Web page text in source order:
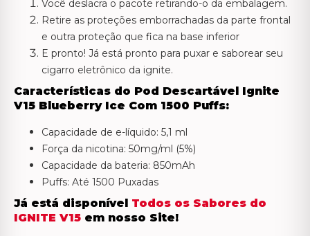
Você deslacra o pacote retirando-o da embalagem.
Retire as proteções emborrachadas da parte frontal
e outra proteção que fica na base inferior
E pronto! Já está pronto para puxar e saborear seu
cigarro eletrônico da ignite.
Características do Pod Descartável Ignite
V15 Blueberry Ice Com 1500 Puffs:
Capacidade de e-líquido: 5,1 ml
Força da nicotina: 50mg/ml (5%)
Capacidade da bateria: 850mAh
Puffs: Até 1500 Puxadas
Já está disponível Todos os Sabores do
IGNITE V15 em nosso Site!